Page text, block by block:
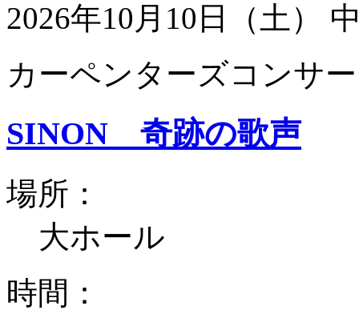
2026年10月10日（土）
カーペンターズコンサ
SINON 奇跡の歌声
場所：
大ホール
時間：